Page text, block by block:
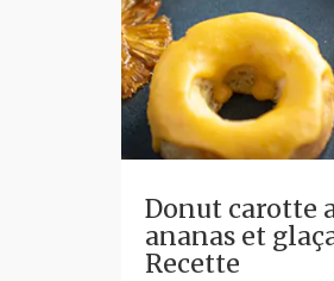
Donut carotte
ananas et
Recette